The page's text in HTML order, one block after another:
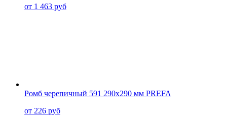
от 1 463 руб
Ромб черепичный 591 290x290 мм PREFA
от 226 руб